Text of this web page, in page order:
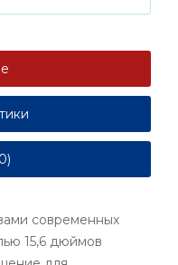
современных
15,6 дюймов